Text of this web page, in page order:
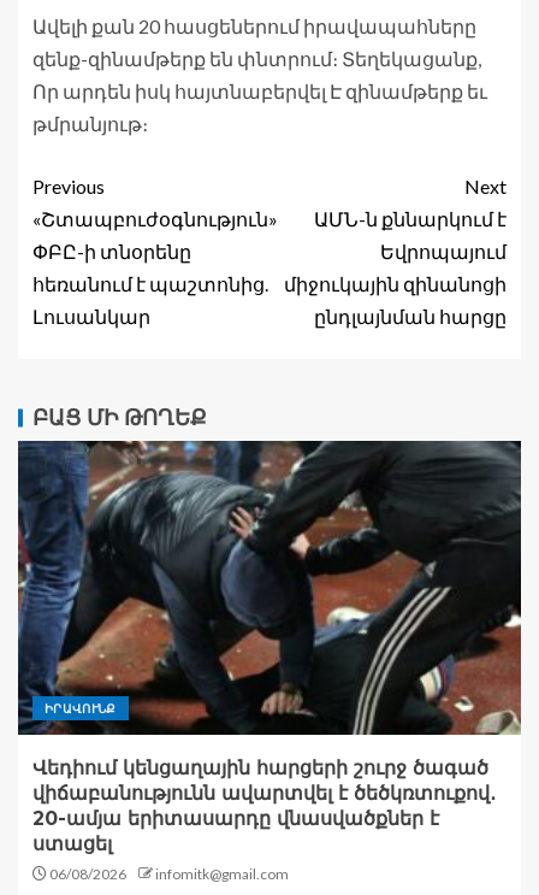
Ավելի քան 20 հասցեներում իրավապահները
զենք-զինամթերք են փնտրում։ Տեղեկացանք,
Որ արդեն իսկ հայտնաբերվել Է զինամթերք եւ
թմրանյութ։
Previous
«Շտապբուժօգնություն»
ՓԲԸ-ի տնօրենը
հեռանում է պաշտոնից.
Լուսանկար
Next
ԱՄՆ-ն քննարկում է
Եվրոպայում
միջուկային զինանոցի
ընդլայնման հարցը
ԲԱՑ ՄԻ ԹՈՂԵՔ
ԻՐԱՎՈՒՆՔ
Վեդիում կենցաղային հարցերի շուրջ ծագած
վիճաբանությունն ավարտվել է ծեծկռտուքով․
20-ամյա երիտասարդը վնասվածքներ է
ստացել
06/08/2026 infomitk@gmail.com